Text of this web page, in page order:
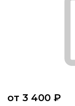
от 3 400 ₽